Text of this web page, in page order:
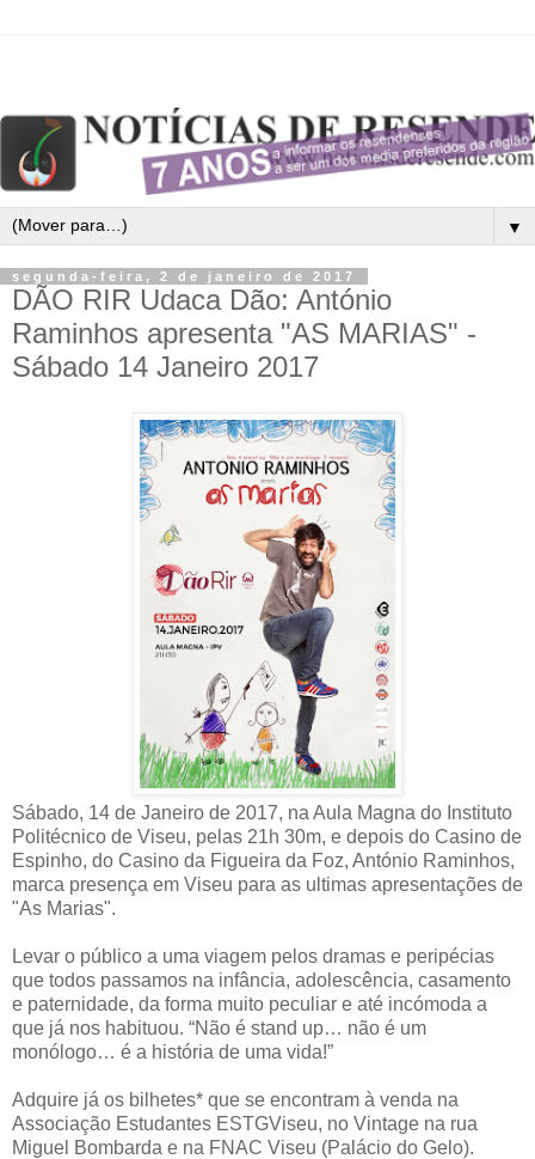
▼
segunda-feira, 2 de janeiro de 2017
DÃO RIR Udaca Dão: António
Raminhos apresenta "AS MARIAS" -
Sábado 14 Janeiro 2017
Sábado, 14 de Janeiro de 2017, na Aula Magna do Instituto
Politécnico de Viseu, pelas 21h 30m, e depois do Casino de
Espinho, do Casino da Figueira da Foz, António Raminhos,
marca presença em Viseu para as ultimas apresentações de
"As Marias".
Levar o público a uma viagem pelos dramas e peripécias
que todos passamos na infância, adolescência, casamento
e paternidade, da forma muito peculiar e até incómoda a
que já nos habituou. “Não é stand up… não é um
monólogo… é a história de uma vida!”
Adquire já os bilhetes* que se encontram à venda na
Associação Estudantes ESTGViseu, no Vintage na rua
Miguel Bombarda e na FNAC Viseu (Palácio do Gelo).